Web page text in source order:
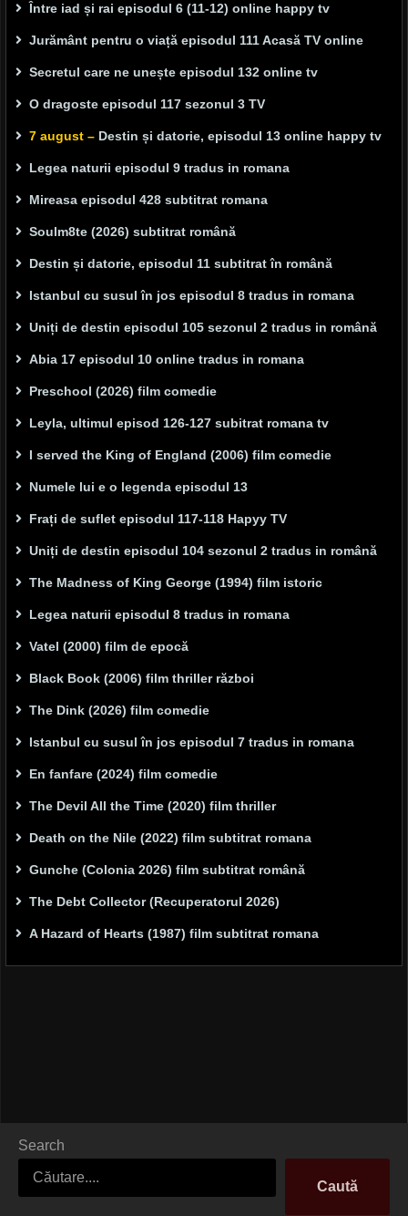
Între iad și rai episodul 6 (11-12) online happy tv
Jurământ pentru o viață episodul 111 Acasă TV online
Secretul care ne unește episodul 132 online tv
O dragoste episodul 117 sezonul 3 TV
7 august – Destin și datorie, episodul 13 online happy tv
Legea naturii episodul 9 tradus in romana
Mireasa episodul 428 subtitrat romana
Soulm8te (2026) subtitrat română
Destin și datorie, episodul 11 subtitrat în română
Istanbul cu susul în jos episodul 8 tradus in romana
Uniți de destin episodul 105 sezonul 2 tradus in română
Abia 17 episodul 10 online tradus in romana
Preschool (2026) film comedie
Leyla, ultimul episod 126-127 subitrat romana tv
I served the King of England (2006) film comedie
Numele lui e o legenda episodul 13
Frați de suflet episodul 117-118 Hapyy TV
Uniți de destin episodul 104 sezonul 2 tradus in română
The Madness of King George (1994) film istoric
Legea naturii episodul 8 tradus in romana
Vatel (2000) film de epocă
Black Book (2006) film thriller război
The Dink (2026) film comedie
Istanbul cu susul în jos episodul 7 tradus in romana
En fanfare (2024) film comedie
The Devil All the Time (2020) film thriller
Death on the Nile (2022) film subtitrat romana
Gunche (Colonia 2026) film subtitrat română
The Debt Collector (Recuperatorul 2026)
A Hazard of Hearts (1987) film subtitrat romana
Search
Caută